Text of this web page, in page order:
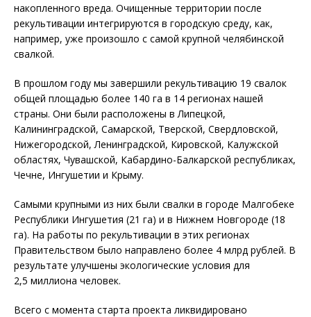
накопленного вреда. Очищенные территории после
рекультивации интегрируются в городскую среду, как,
например, уже произошло с самой крупной челябинской
свалкой.
В прошлом году мы завершили рекультивацию 19 свалок
общей площадью более 140 га в 14 регионах нашей
страны. Они были расположены в Липецкой,
Калининградской, Самарской, Тверской, Свердловской,
Нижегородской, Ленинградской, Кировской, Калужской
областях, Чувашской, Кабардино-Балкарской республиках,
Чечне, Ингушетии и Крыму.
Самыми крупными из них были свалки в городе Малгобеке
Республики Ингушетия (21 га) и в Нижнем Новгороде (18
га). На работы по рекультивации в этих регионах
Правительством было направлено более 4 млрд рублей. В
результате улучшены экологические условия для
2,5 миллиона человек.
Всего с момента старта проекта ликвидировано